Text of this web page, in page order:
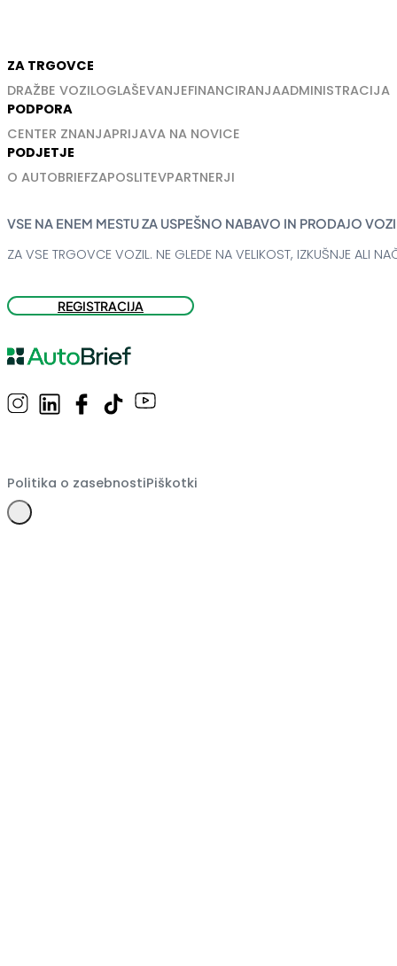
ZA TRGOVCE
DRAŽBE VOZILOGLAŠEVANJEFINANCIRANJAADMINISTRACIJA
PODPORA
CENTER ZNANJAPRIJAVA NA NOVICE
PODJETJE
O AUTOBRIEFZAPOSLITEVPARTNERJI
VSE NA ENEM MESTU ZA USPEŠNO NABAVO IN PRODAJO
ZA VSE TRGOVCE VOZIL. NE GLEDE NA VELIKOST, IZKUŠNJE ALI
REGISTRACIJA
Politika o zasebnostiPiškotki